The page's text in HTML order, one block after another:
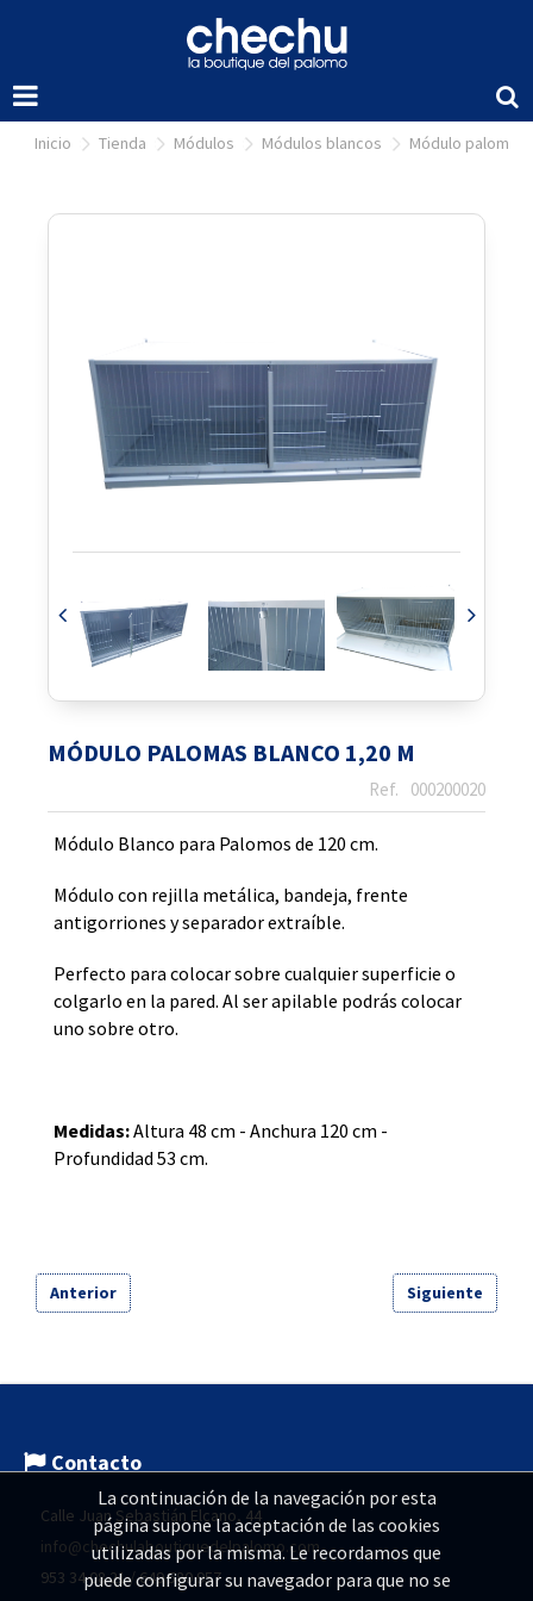
inicio tienda módulos módulos blancos módulo
MÓDULO PALOMAS BLANCO 1,20 M
000200020
Módulo Blanco para Palomos de 120 cm.
Módulo con rejilla metálica, bandeja, frente
antigorriones y separador extraíble.
Perfecto para colocar sobre cualquier superficie o
colgarlo en la pared. Al ser apilable podrás colocar
uno sobre otro.
Medidas:Altura 48 cm - Anchura 120 cm -
Profundidad 53 cm.
Anterior Siguiente
Contacto
Calle Juan Sebastián Elcano, 44
info@chechulaboutiquedelpalomo.com
953 34 08 21 / 649 580 957
La continuación de la navegación por esta
página supone la aceptación de las cookies
utilizadas por la misma. Le recordamos que
puede configurar su navegador para que no se